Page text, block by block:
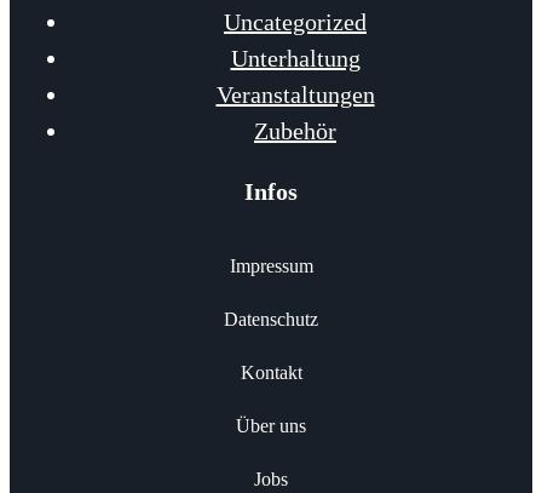
Uncategorized
Unterhaltung
Veranstaltungen
Zubehör
Infos
Impressum
Datenschutz
Kontakt
Über uns
Jobs